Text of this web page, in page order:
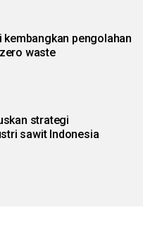
kembangkan pengolahan
waste
strategi
sawit Indonesia